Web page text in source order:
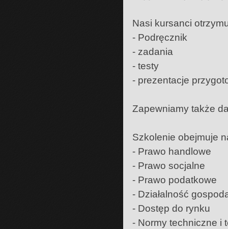
Nasi kursanci
- Podręcznik
- zadania
- testy
- prezentacje
Zapewniamy także
Szkolenie obejmuje
- Prawo handlowe
- Prawo socjalne
- Prawo podatkowe
- Działalność
- Dostęp do rynku
- Normy techniczne i